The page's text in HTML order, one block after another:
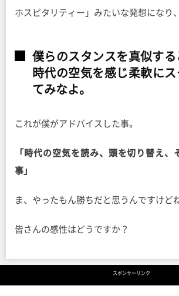
ホスピタリティー」みたいな発想になり
僕らのスタンスを真似する
時代の空気を感じ柔軟にス
てみなよ。
これが僕がアドバイスした事。
「時代の空気を読み、頭を切り替え、
事」
ま、やったもん勝ちだと思うんですけど
皆さんの感性はどうですか？
スポンサーリンク